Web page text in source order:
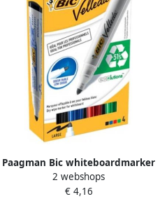
Paagman Bic whiteboardmarker
1701 doos van 4 stuks in
geassorteerde kleuren
2 webshops
€ 4,16